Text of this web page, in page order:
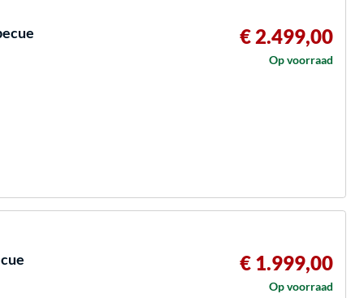
€ 2.499,00
Op voorraad
€ 1.999,00
Op voorraad